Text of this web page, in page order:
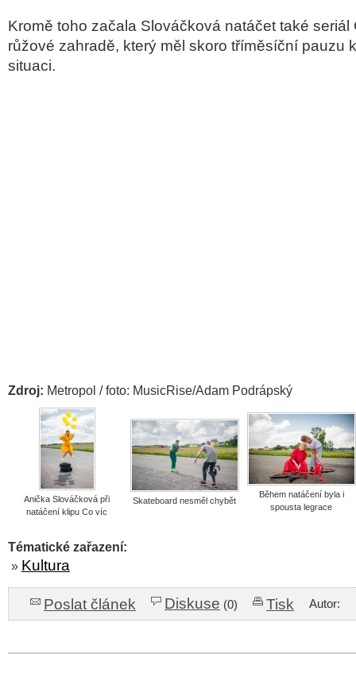
Kromě toho začala Slováčková natáčet také seriál
růžové zahradě, který měl skoro tříměsíční pauzu
situaci.
Zdroj: Metropol / foto: MusicRise/Adam Podrápský
Anička Slováčková při
natáčení klipu Co víc
Skateboard nesměl chybět
Během natáčení byla i
spousta legrace
Tématické zařazení:
» Kultura
Poslat článek Diskuse (0) Tisk Autor: